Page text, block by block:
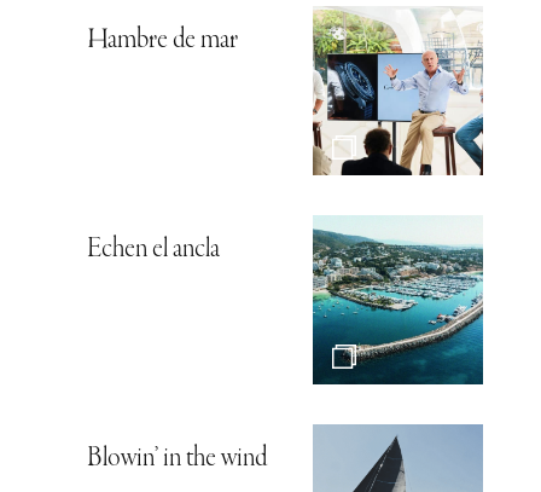
Hambre de mar
Echen el ancla
Blowin’ in the wind